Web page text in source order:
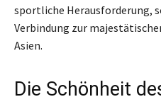
sportliche Herausforderung,
Verbindung zur
Asien.
Die Schönheit